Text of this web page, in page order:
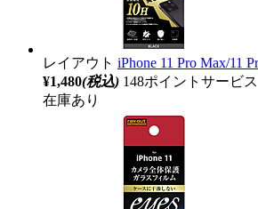
レイアウト iPhone 11 Pro Max/11
¥1,480(税込) 148ポイントサービス
在庫あり